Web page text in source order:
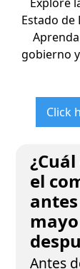
Estado de
gobierno
Click
el
Antes